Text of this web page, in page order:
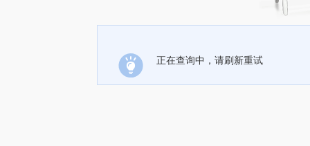
正在查询中，请刷新重试